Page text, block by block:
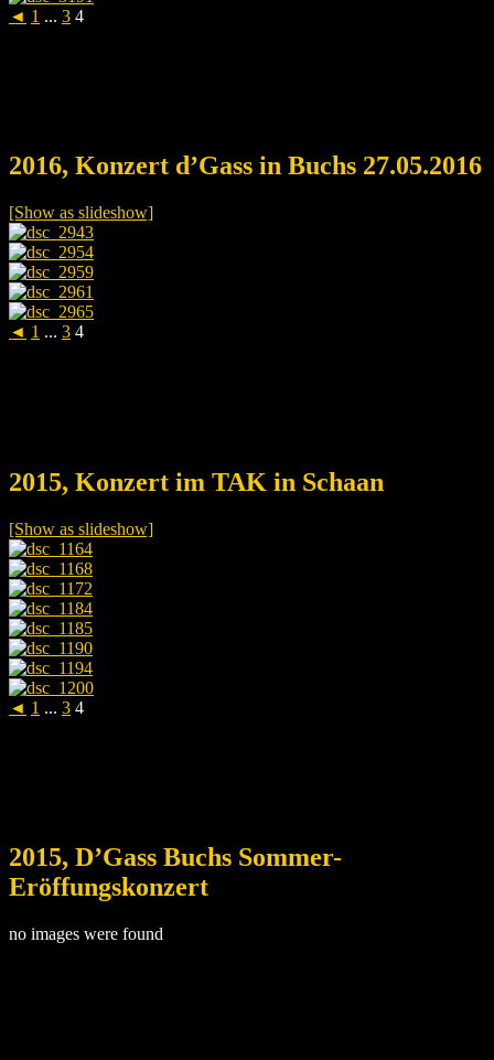
◄ 1 ... 3 4
2016, Konzert d’Gass in Buchs 27.05.2016
[Show as slideshow]
◄ 1 ... 3 4
2015, Konzert im TAK in Schaan
[Show as slideshow]
◄ 1 ... 3 4
2015, D’Gass Buchs Sommer-
Eröffungskonzert
no images were found